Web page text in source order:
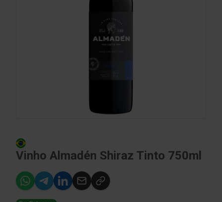
Vinho Almadén Shiraz Tinto 750ml